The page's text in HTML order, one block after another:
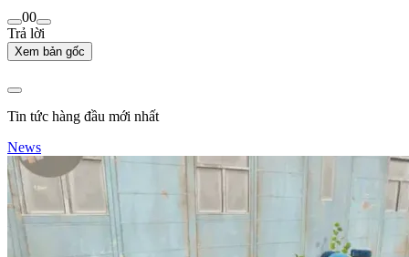
00
Trả lời
Xem bản gốc
Tin tức hàng đầu mới nhất
News